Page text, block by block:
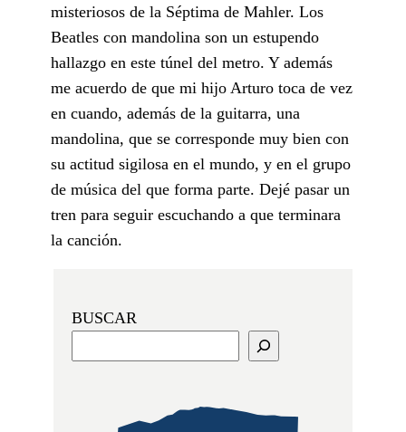
misteriosos de la Séptima de Mahler. Los
Beatles con mandolina son un estupendo
hallazgo en este túnel del metro. Y además
me acuerdo de que mi hijo Arturo toca de vez
en cuando, además de la guitarra, una
mandolina, que se corresponde muy bien con
su actitud sigilosa en el mundo, y en el grupo
de música del que forma parte. Dejé pasar un
tren para seguir escuchando a que terminara
la canción.
BUSCAR